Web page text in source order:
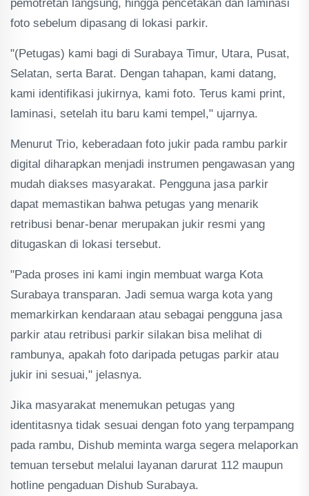
pemotretan langsung, hingga pencetakan dan laminasi
foto sebelum dipasang di lokasi parkir.
"(Petugas) kami bagi di Surabaya Timur, Utara, Pusat,
Selatan, serta Barat. Dengan tahapan, kami datang,
kami identifikasi jukirnya, kami foto. Terus kami print,
laminasi, setelah itu baru kami tempel," ujarnya.
Menurut Trio, keberadaan foto jukir pada rambu parkir
digital diharapkan menjadi instrumen pengawasan yang
mudah diakses masyarakat. Pengguna jasa parkir
dapat memastikan bahwa petugas yang menarik
retribusi benar-benar merupakan jukir resmi yang
ditugaskan di lokasi tersebut.
"Pada proses ini kami ingin membuat warga Kota
Surabaya transparan. Jadi semua warga kota yang
memarkirkan kendaraan atau sebagai pengguna jasa
parkir atau retribusi parkir silakan bisa melihat di
rambunya, apakah foto daripada petugas parkir atau
jukir ini sesuai," jelasnya.
Jika masyarakat menemukan petugas yang
identitasnya tidak sesuai dengan foto yang terpampang
pada rambu, Dishub meminta warga segera melaporkan
temuan tersebut melalui layanan darurat 112 maupun
hotline pengaduan Dishub Surabaya.